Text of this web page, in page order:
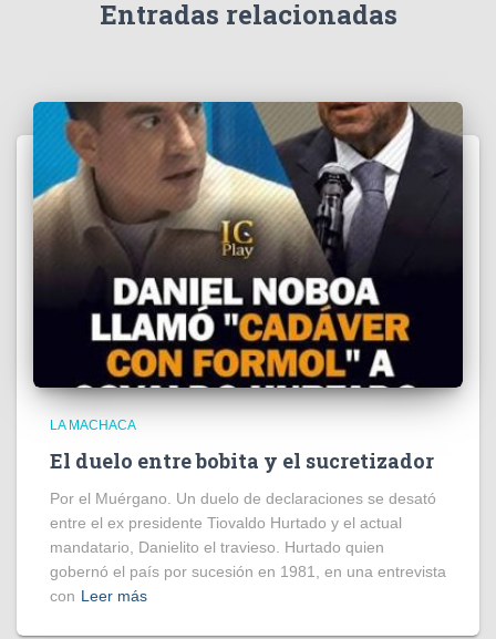
Entradas relacionadas
LA MACHACA
El duelo entre bobita y el sucretizador
Por el Muérgano. Un duelo de declaraciones se desató
entre el ex presidente Tiovaldo Hurtado y el actual
mandatario, Danielito el travieso. Hurtado quien
gobernó el país por sucesión en 1981, en una entrevista
con Leer más